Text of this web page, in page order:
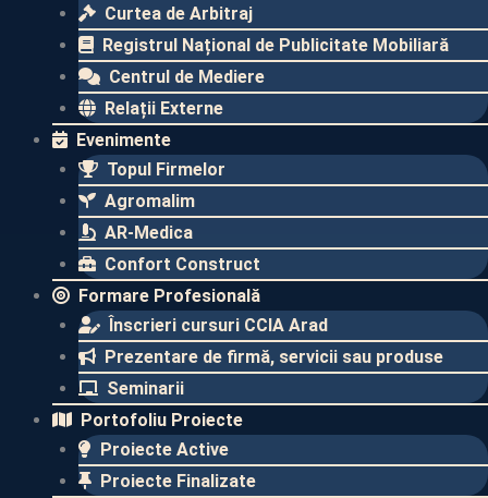
Curtea de Arbitraj
Registrul Național de Publicitate Mobiliară
Centrul de Mediere
Relații Externe
Evenimente​
Topul Firmelor​
Agromalim
AR-Medica
Confort Construct
Formare Profesională
Înscrieri cursuri CCIA Arad
Prezentare de firmă, servicii sau produse
Seminarii
Portofoliu Proiecte
Proiecte Active
Proiecte Finalizate​